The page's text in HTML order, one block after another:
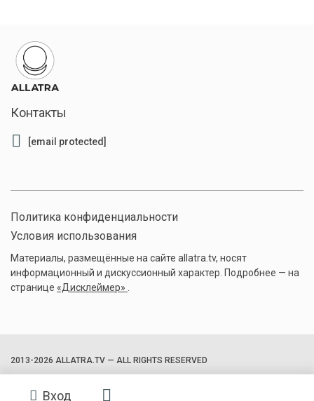
Контакты
[email protected]
Политика конфиденциальности
Условия использования
Материалы, размещённые на сайте allatra.tv, носят
информационный и дискуссионный характер. Подробнее — на
странице «Дисклеймер»
2013-2026 ALLATRA.TV — ALL RIGHTS RESERVED
Вход